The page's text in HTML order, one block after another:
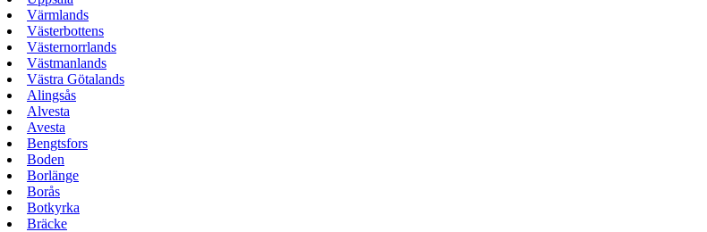
Värmlands
Västerbottens
Västernorrlands
Västmanlands
Västra Götalands
Alingsås
Alvesta
Avesta
Bengtsfors
Boden
Borlänge
Borås
Botkyrka
Bräcke